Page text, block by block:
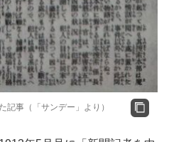
記事（「サンデー」より）